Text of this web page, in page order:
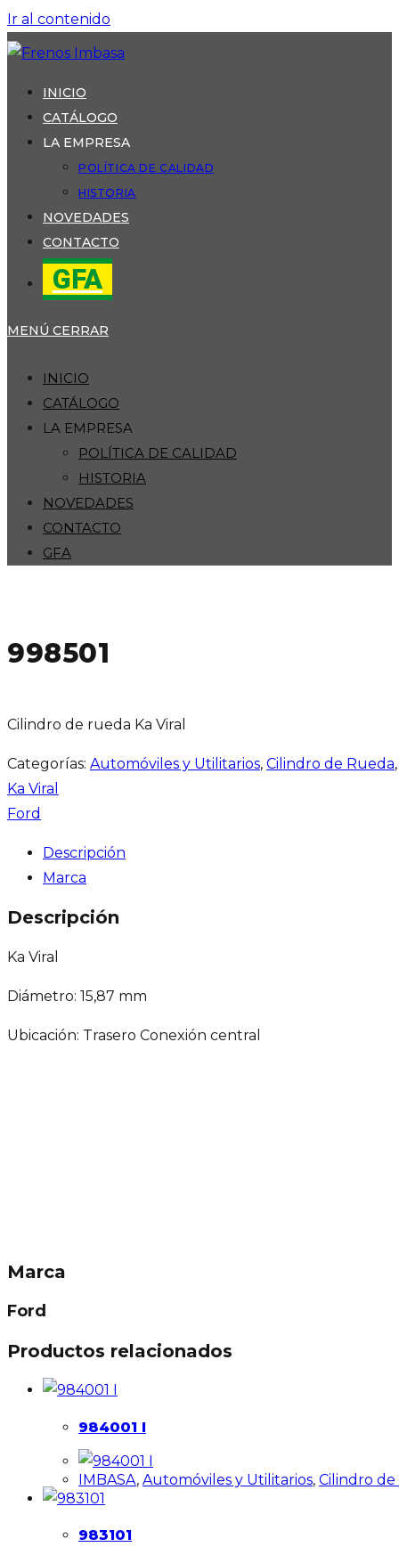
Ir al contenido
INICIO
CATÁLOGO
LA EMPRESA
POLÍTICA DE CALIDAD
HISTORIA
NOVEDADES
CONTACTO
GFA
MENÚ CERRAR
INICIO
CATÁLOGO
LA EMPRESA
POLÍTICA DE CALIDAD
HISTORIA
NOVEDADES
CONTACTO
GFA
998501
Cilindro de rueda Ka Viral
Categorías: Automóviles y Utilitarios, Cilindro de Rueda
Ka Viral
Ford
Descripción
Marca
Descripción
Ka Viral
Diámetro: 15,87 mm
Ubicación: Trasero Conexión central
Marca
Ford
Productos relacionados
984001 I
IMBASA, Automóviles y Utilitarios, Cilindro
983101